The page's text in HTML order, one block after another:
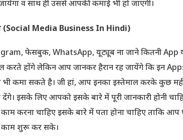
व साथ ही उससे आपकी कमाई भी हो जाएगी।
(Social Media Business In Hindi)
फेसबुक, WhatsApp, यूट्यूब ना जाने कितनी App
करते होंगे लेकिन आप जानकर हैरान रह जायेंगे कि इन
कमा सकते है। जी हां, आप इनका इस्तेमाल करके कुछ
इसके लिए आपको इसके बारे में पूरी जानकारी होनी
करना चाहिए इसके बारे में पता होना चाहिए ताकि
काम शुरू कर सके।